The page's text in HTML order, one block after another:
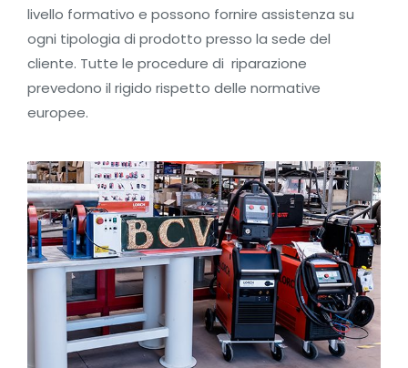
livello formativo e possono fornire assistenza su
ogni tipologia di prodotto presso la sede del
cliente. Tutte le procedure di riparazione
prevedono il rigido rispetto delle normative
europee.